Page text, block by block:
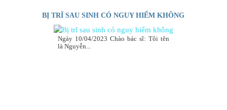
BỊ TRĨ SAU SINH CÓ NGUY HIỂM KHÔNG
Ngày 10/04/2023 Chào bác sĩ: Tôi tên
là Nguyễn...